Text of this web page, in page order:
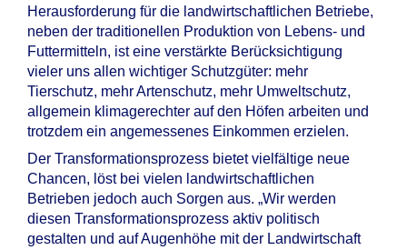
Herausforderung für die landwirtschaftlichen Betriebe,
neben der traditionellen Produktion von Lebens- und
Futtermitteln, ist eine verstärkte Berücksichtigung
vieler uns allen wichtiger Schutzgüter: mehr
Tierschutz, mehr Artenschutz, mehr Umweltschutz,
allgemein klimagerechter auf den Höfen arbeiten und
trotzdem ein angemessenes Einkommen erzielen.
Der Transformationsprozess bietet vielfältige neue
Chancen, löst bei vielen landwirtschaftlichen
Betrieben jedoch auch Sorgen aus. „Wir werden
diesen Transformationsprozess aktiv politisch
gestalten und auf Augenhöhe mit der Landwirtschaft